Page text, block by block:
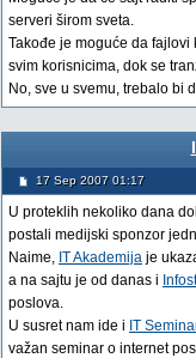
serveri širom sveta.
Takođe je moguće da
svim korisnicima, dok se
No, sve u svemu, trebalo bi
17 Sep 2007 01:17
U proteklih nekoliko dana
postali medijski sponzor
Naime, IT Akademija je
a na sajtu je od danas i
poslova.
U susret nam ide i IT
važan seminar o internet